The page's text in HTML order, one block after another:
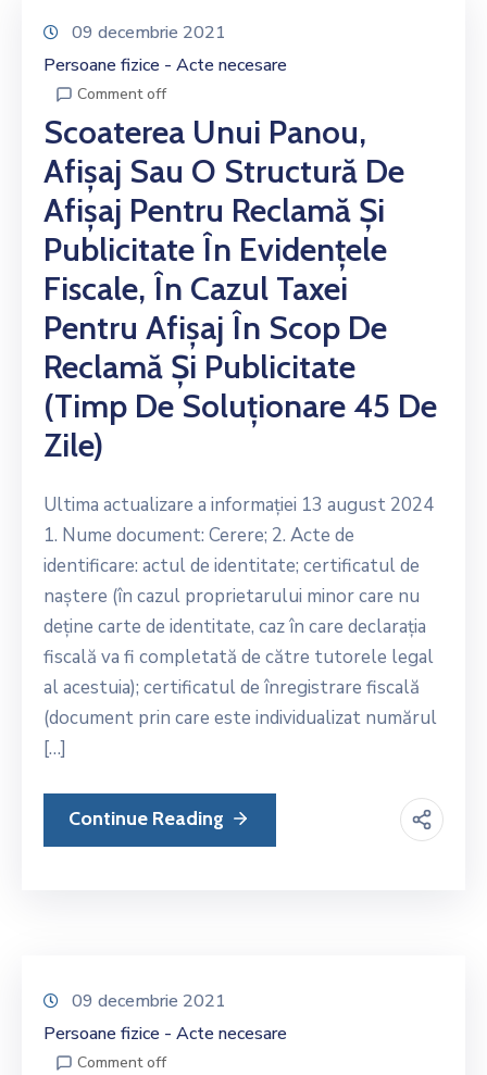
09 decembrie 2021
Persoane fizice - Acte necesare
Comment off
Scoaterea Unui Panou,
Afișaj Sau O Structură De
Afișaj Pentru Reclamă Și
Publicitate În Evidențele
Fiscale, În Cazul Taxei
Pentru Afișaj În Scop De
Reclamă Și Publicitate
(timp De Soluționare 45 De
Zile)
Ultima actualizare a informației 13 august 2024
1. Nume document: Cerere; 2. Acte de
identificare: actul de identitate; certificatul de
naștere (în cazul proprietarului minor care nu
deține carte de identitate, caz în care declarația
fiscală va fi completată de către tutorele legal
al acestuia); certificatul de înregistrare fiscală
(document prin care este individualizat numărul
[…]
Continue Reading
09 decembrie 2021
Persoane fizice - Acte necesare
Comment off